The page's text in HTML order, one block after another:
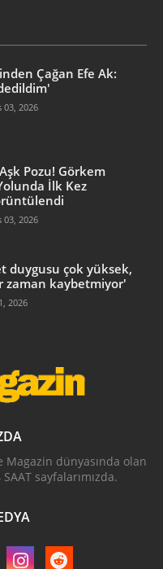
Çağan Efe Ak:
03, 2026
Pozu! Görkem
İlk Kez
03, 2026
duygusu çok yüksek,
zaman kaybetmiyor'
2026
Magazin dünyasında olan
sayfalarımızda.